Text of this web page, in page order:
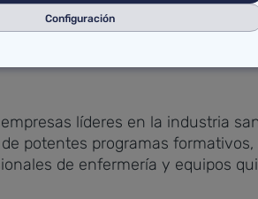
clínica como
ámbito tecnológico y de
atención de los pacientes, así
líderes en la industria
potentes programas
de enfermería y equipos
Configuración